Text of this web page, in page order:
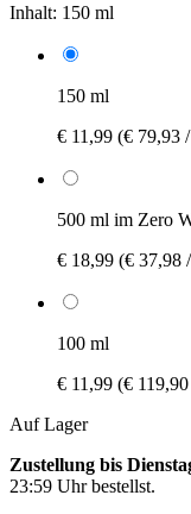
Inhalt: 150 ml
150 ml
€ 11,99 (€ 79,93
500 ml im Zero
€ 18,99 (€ 37,98
100 ml
€ 11,99 (€
Auf Lager
Zustellung bis
23:59 Uhrbestellst.